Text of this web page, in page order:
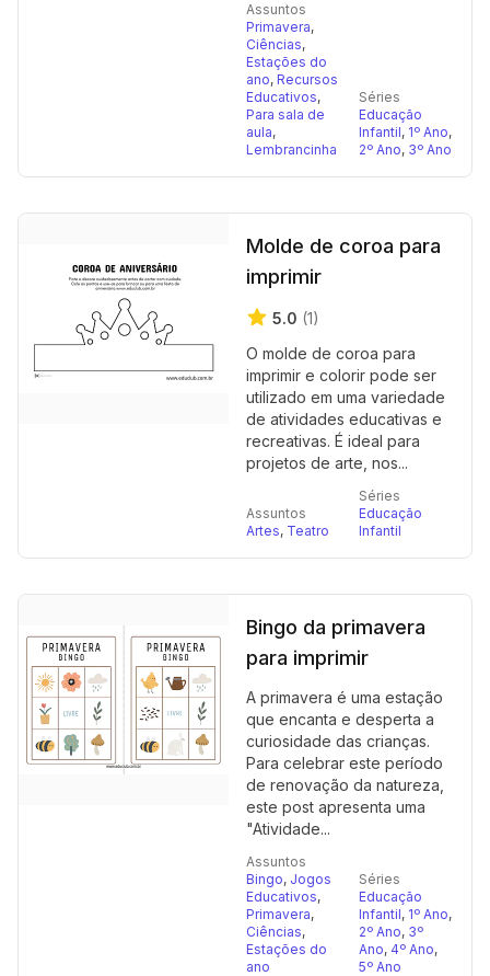
Assuntos
Primavera,
Ciências,
Estações do
ano, Recursos
Educativos,
Para sala de
aula,
Lembrancinha
Séries
Educação
Infantil, 1º Ano,
2º Ano, 3º Ano
Molde de coroa para
imprimir
5.0 (1)
O molde de coroa para
imprimir e colorir pode ser
utilizado em uma variedade
de atividades educativas e
recreativas. É ideal para
projetos de arte, nos...
Assuntos
Artes, Teatro
Séries
Educação
Infantil
Bingo da primavera
para imprimir
A primavera é uma estação
que encanta e desperta a
curiosidade das crianças.
Para celebrar este período
de renovação da natureza,
este post apresenta uma
"Atividade...
Assuntos
Bingo, Jogos
Educativos,
Primavera,
Ciências,
Estações do
ano
Séries
Educação
Infantil, 1º Ano,
2º Ano, 3º
Ano, 4º Ano,
5º Ano